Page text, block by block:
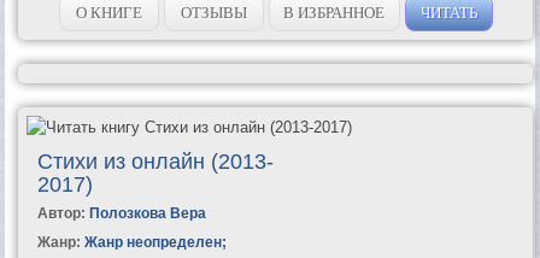
О КНИГЕ ОТЗЫВЫ В ИЗБРАННОЕ ЧИТАТЬ
Стихи из онлайн (2013-
2017)
Автор: Полозкова Вера
Жанр: Жанр неопределен;